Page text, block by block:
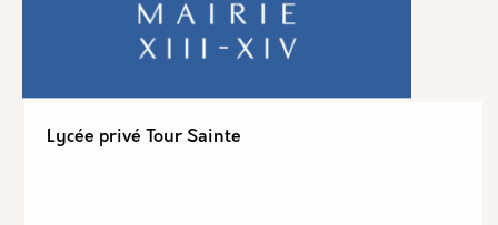
Lycée privé Tour Sainte